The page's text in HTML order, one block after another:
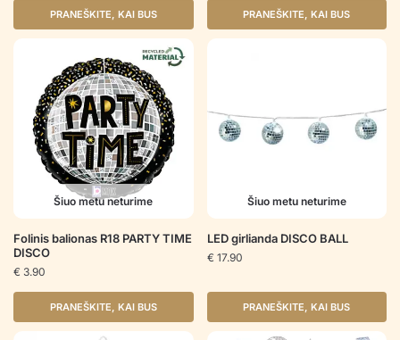
PRANEŠKITE, KAI BUS PRANEŠKITE, KAI BUS
Šiuo metu neturime
Folinis balionas R18 PARTY TIME
DISCO
€ 3.90
PRANEŠKITE, KAI BUS
Šiuo metu neturime
LED girlianda DISCO BALL
€ 17.90
PRANEŠKITE, KAI BUS